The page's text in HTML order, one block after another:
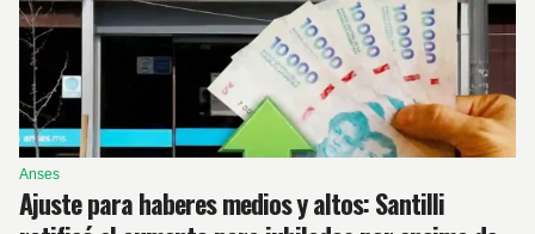
Anses
Ajuste para haberes medios y altos: Santilli